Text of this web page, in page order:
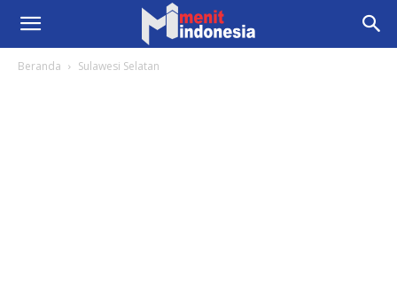
Beranda Sulawesi Selatan